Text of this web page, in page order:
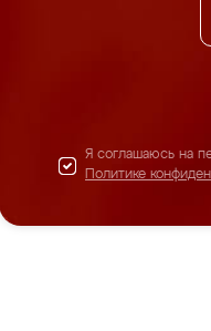
Я соглашаюсь на
Политике